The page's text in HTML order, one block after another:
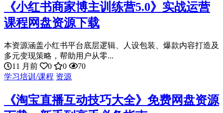
《小红书商家博主训练营5.0》实战运营
课程网盘资源下载
本资源涵盖小红书平台底层逻辑、人设包装、爆款内容打造及
多元变现策略，帮助用户从零...
11 月前
0 0
70
学习培训/课程 资源
《淘宝直播互动技巧大全》免费网盘资源